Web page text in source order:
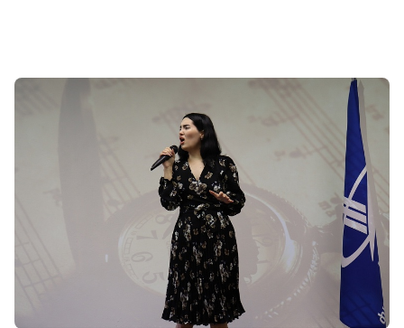
Банковские реквизиты